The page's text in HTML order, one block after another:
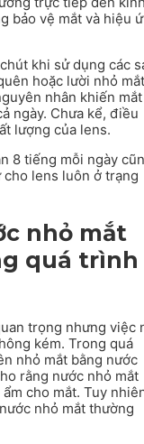
bảo vệ mắt và hiệu
khi sử dụng các
hoặc lười nhỏ mắt
nhân khiến
ngày. Chưa kể, điều
lượng của lens.
8 tiếng mỗi ngày
lens luôn ở trạng
nhỏ mắt
quá trình
trọng nhưng việc
kém. Trong quá
nhỏ mắt bằng nước
rằng nước nhỏ mắt
cho mắt. Tuy
nhỏ mắt thường